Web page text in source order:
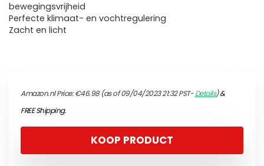
bewegingsvrijheid
Perfecte klimaat- en vochtregulering
Zacht en licht
Amazon.nl Price:€46.98(as of 09/04/2023 21:32 PST-Details)&
FREE Shipping.
KOOP PRODUCT